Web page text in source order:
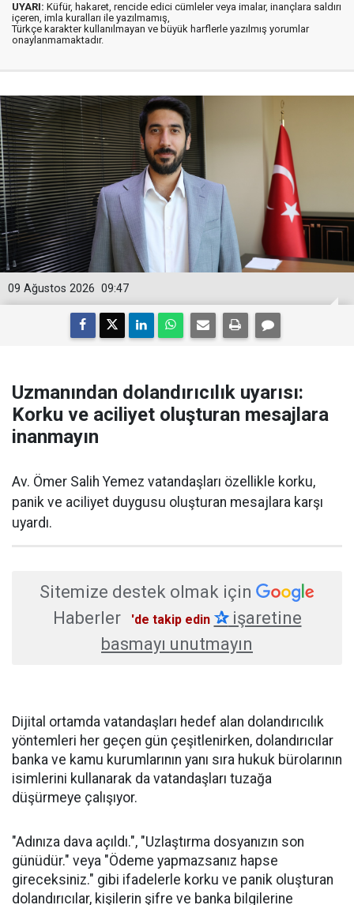
UYARI: Küfür, hakaret, rencide edici cümleler veya imalar, inançlara saldırı
içeren, imla kuralları ile yazılmamış,
Türkçe karakter kullanılmayan ve büyük harflerle yazılmış yorumlar
onaylanmamaktadır.
09:47
09 Ağustos 2026
Uzmanından dolandırıcılık uyarısı:
Korku ve aciliyet oluşturan mesajlara
inanmayın
Av. Ömer Salih Yemez vatandaşları özellikle korku,
panik ve aciliyet duygusu oluşturan mesajlara karşı
uyardı.
Sitemize destek olmak için
Haberler
'de takip edin ✰işaretine
basmayı unutmayın
Dijital ortamda vatandaşları hedef alan dolandırıcılık
yöntemleri her geçen gün çeşitlenirken, dolandırıcılar
banka ve kamu kurumlarının yanı sıra hukuk bürolarının
isimlerini kullanarak da vatandaşları tuzağa
düşürmeye çalışıyor.
"Adınıza dava açıldı.", "Uzlaştırma dosyanızın son
günüdür." veya "Ödeme yapmazsanız hapse
gireceksiniz." gibi ifadelerle korku ve panik oluşturan
dolandırıcılar, kişilerin şifre ve banka bilgilerine